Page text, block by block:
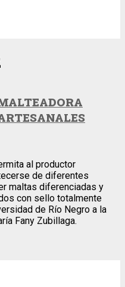
al productor
de diferentes
maltas diferenciadas y
con sello totalmente
de Río Negro a la
Fany Zubillaga.